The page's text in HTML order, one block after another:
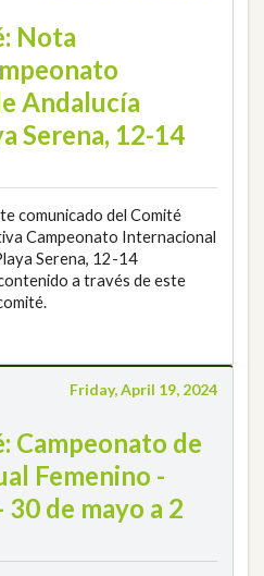
Nota
Andalucía
Serena, 12-14
comunicado del Comité
Campeonato Internacional
Serena, 12-14
a través de este
Friday, April 19, 2024
Campeonato de
Femenino -
de mayo a 2